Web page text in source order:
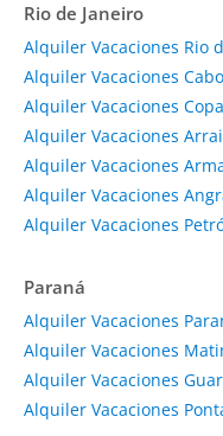
Rio de Janeiro
Alquiler Vacaciones Rio
Alquiler Vacaciones
Alquiler Vacaciones
Alquiler Vacaciones
Alquiler Vacaciones
Alquiler Vacaciones
Alquiler Vacaciones
Paraná
Alquiler Vacaciones
Alquiler Vacaciones
Alquiler Vacaciones
Alquiler Vacaciones